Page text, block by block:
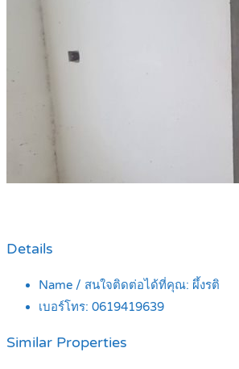
Details
Name / สนใจติดต่อได้ที่คุณ: ผึ้งรติ
เบอร์โทร: 0619419639
Similar Properties